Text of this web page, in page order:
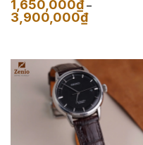
1,650,000₫ –
3,900,000₫Khoảng
giá:
3,900,000₫